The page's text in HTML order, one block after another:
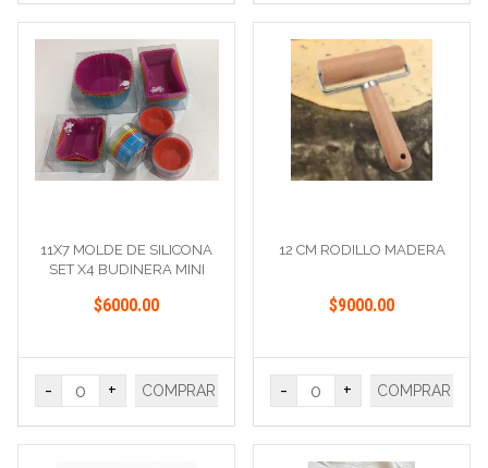
11X7 MOLDE DE SILICONA
SET X4 BUDINERA MINI
$6000.00
- + COMPRAR
12 CM RODILLO MADERA
$9000.00
- + COMPRAR